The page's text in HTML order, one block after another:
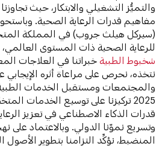
والتميُّز التشغيلي والابتكار، حيث
مفاهيم قدرات الرعاية الصحية.
(سيركل هيلث جروب) في المملكة
للرعاية الصحية ذات المستوى
شخبوط الطبيةخبراتنا في العلاجات
نتخذه، نحرص على مراعاة أثره الإيجابي
والمجتمعات ومستقبل الخدمات
2025 تركيزنا على توسيع الخدمات
قدرات الذكاء الاصطناعي في تعزيز
وتسريع نموّنا الدولي. وبالاعتماد على
المنضبط، نؤكِّد التزامنا بتطوير الأصول